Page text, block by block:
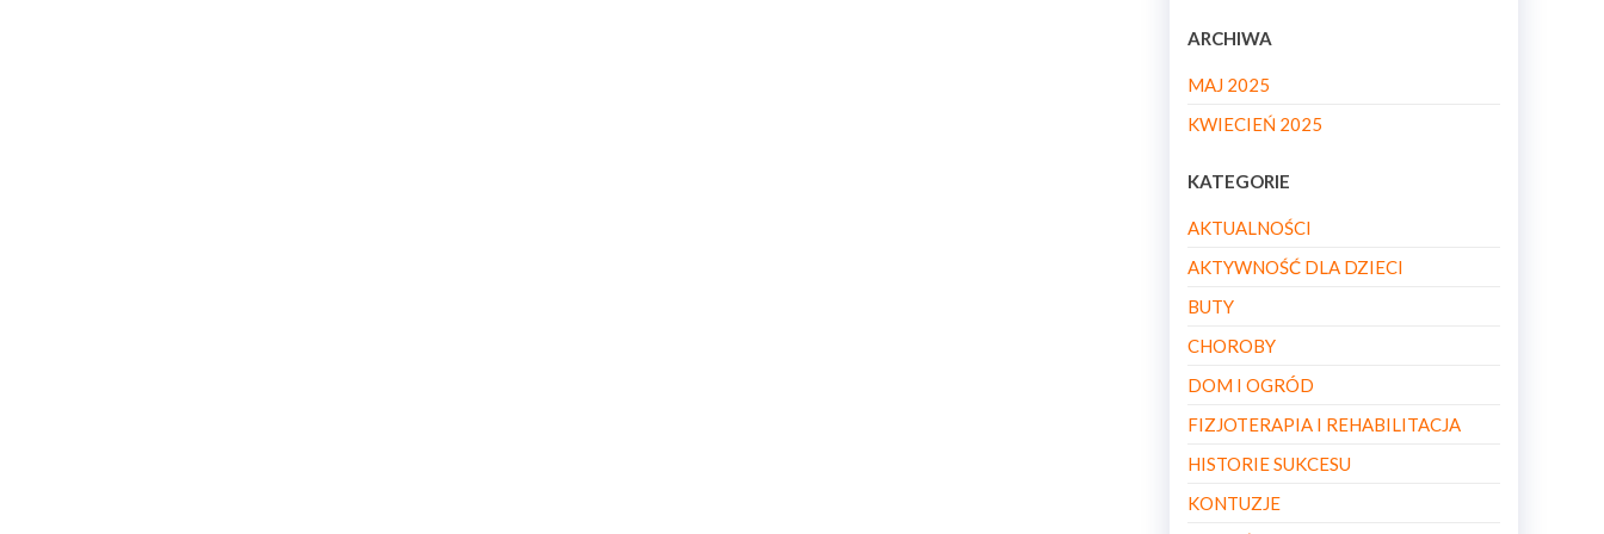
ARCHIWA
MAJ 2025
KWIECIEŃ 2025
KATEGORIE
AKTUALNOŚCI
AKTYWNOŚĆ DLA DZIECI
BUTY
CHOROBY
DOM I OGRÓD
FIZJOTERAPIA I REHABILITACJA
HISTORIE SUKCESU
KONTUZJE